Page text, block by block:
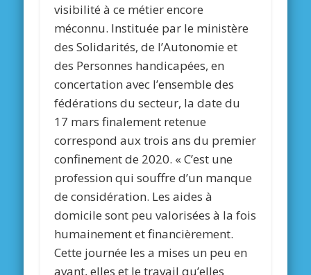
visibilité à ce métier encore
méconnu. Instituée par le ministère
des Solidarités, de l’Autonomie et
des Personnes handicapées, en
concertation avec l’ensemble des
fédérations du secteur, la date du
17 mars finalement retenue
correspond aux trois ans du premier
confinement de 2020. « C’est une
profession qui souffre d’un manque
de considération. Les aides à
domicile sont peu valorisées à la fois
humainement et financièrement.
Cette journée les a mises un peu en
avant, elles et le travail qu’elles